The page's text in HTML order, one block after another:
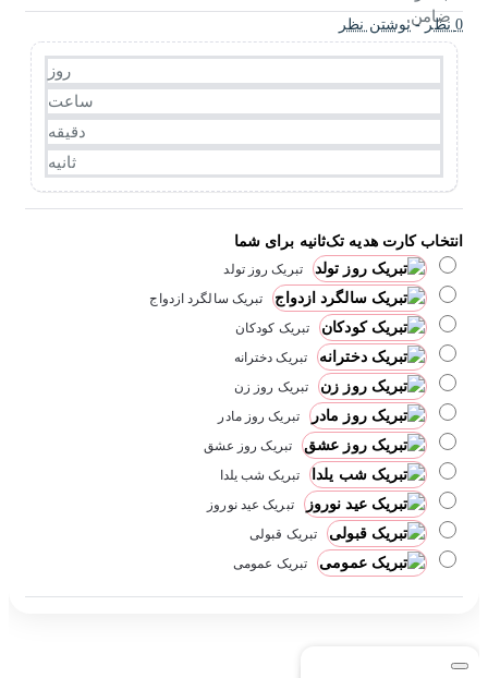
0 نظر - نوشتن نظر
روز
ساعت
دقیقه
ثانیه
انتخاب کارت هدیه تک‌ثانیه برای شما
تبریک روز تولد
تبریک سالگرد ازدواج
تبریک کودکان
تبریک دخترانه
تبریک روز زن
تبریک روز مادر
تبریک روز عشق
تبریک شب یلدا
تبریک عید نوروز
تبریک قبولی
تبریک عمومی